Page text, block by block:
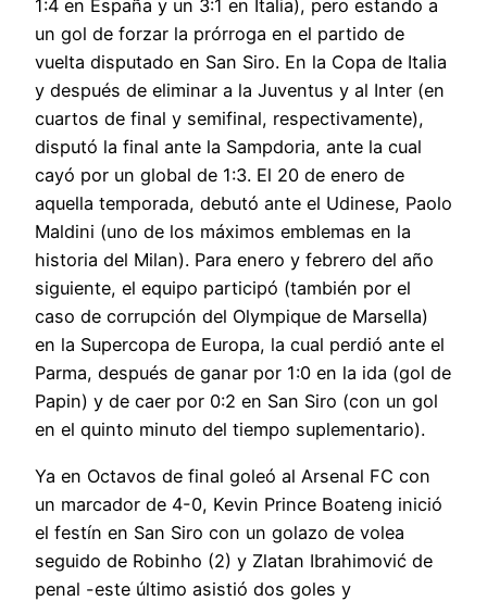
1:4 en España y un 3:1 en Italia), pero estando a
un gol de forzar la prórroga en el partido de
vuelta disputado en San Siro. En la Copa de Italia
y después de eliminar a la Juventus y al Inter (en
cuartos de final y semifinal, respectivamente),
disputó la final ante la Sampdoria, ante la cual
cayó por un global de 1:3. El 20 de enero de
aquella temporada, debutó ante el Udinese, Paolo
Maldini (uno de los máximos emblemas en la
historia del Milan). Para enero y febrero del año
siguiente, el equipo participó (también por el
caso de corrupción del Olympique de Marsella)
en la Supercopa de Europa, la cual perdió ante el
Parma, después de ganar por 1:0 en la ida (gol de
Papin) y de caer por 0:2 en San Siro (con un gol
en el quinto minuto del tiempo suplementario).
Ya en Octavos de final goleó al Arsenal FC con
un marcador de 4-0, Kevin Prince Boateng inició
el festín en San Siro con un golazo de volea
seguido de Robinho (2) y Zlatan Ibrahimović de
penal -este último asistió dos goles y